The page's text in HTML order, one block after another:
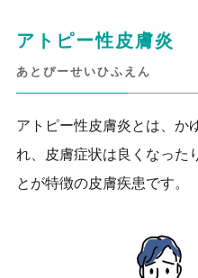
アトピー性皮膚炎
あとぴーせいひふえん
アトピー性皮膚炎とは、か
れ、皮膚症状は良くなった
とが特徴の皮膚疾患です。